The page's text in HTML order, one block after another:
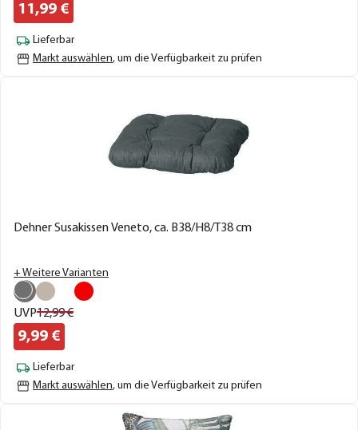
11,99 €
Lieferbar
Markt auswählen, um die Verfügbarkeit zu prüfen
Dehner Susakissen Veneto, ca. B38/H8/T38 cm
+ Weitere Varianten
UVP12,99€
9,99 €
Lieferbar
Markt auswählen, um die Verfügbarkeit zu prüfen